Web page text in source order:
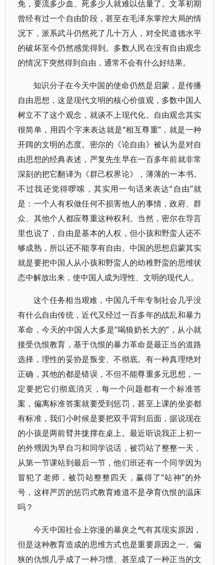
免，要流多少血、死多少人就难以估量了。文革初期
曾经有过一个自由阶段，甚至在毛泽东掌控大局的情
况下，派系武斗仍然死了几十万人，对全民道德水平
的破坏至今仍然感觉得到。多数人民在没有自由观念
的情况下突然得到自由，通常不会有什么好结果。
知识分子在今天中国的使命仍然是启蒙，是传播
自由思想，这是现代文明的核心价值观，多数中国人
树立不了这个观念，就谈不上现代化。自由观念其实
很简单，用四个字来表达就是“相互尊重”，就是一种
开阔的文明的态度。密尔的《论自由》被认为是对自
由思想的经典表述，严复先生早在一百多年前就非常
深刻的把它翻译为《群己权界论》，薄薄的一本书。
不过我还觉得啰嗦，其实用一句话来表达“自由”就
是：一个人有权做任何不损害他人的事情，政府、群
众、其他个人都应尊重这种权利。当然，密尔在导言
里也说了，自由是基本的人权，但小孩和野蛮人还不
够成熟，所以还不能享有自由。中国的思想启蒙其实
就是要把中国人从小孩和野蛮人的幼稚野蛮的思维状
态中解放出来，使中国人成为理性、文明的现代人。
这个任务相当艰难，中国几千年专制社会几乎没
有什么自由传统，近代又经过一百多年的战乱和暴力
革命，今天的中国人大多是“喝狼奶长大的”，从小就
接受仇恨教育，基于仇恨的暴力革命是最正当的道路
选择，理性的妥协是叛变、不彻底。有一种真理绝对
正确，其他的都是错误，不但不能尊重多元思想，一
定要把它们彻底消灭，每一个问题都有一个标准答
案，偏离标准答案就要受到惩罚，甚至上课的坐姿都
有标准，我们小时候是要把双手背到后面，据说现在
的小孩是两前臂并拢撑在桌上。最近听说我正上初一
的外甥因为早自习和同学说话，被罚站了整整一天，
从第一节课站到最后一节，他们班还有一个同学因为
冒犯了老师，被罚站整整四天，赢得了“站神”的外
号，这样严厉的惩罚式教育难道不是孕育仇恨的温床
吗？
今天中国社会上弥漫的暴戾之气有其现实原因，
但是这种教育造成的思维方式也是重要原因之一。偏
狭的仇恨几乎成了一种习惯、甚至成了一种正当的文